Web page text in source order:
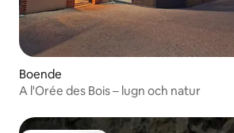
Boende
A l'Orée des Bois – lugn och natur